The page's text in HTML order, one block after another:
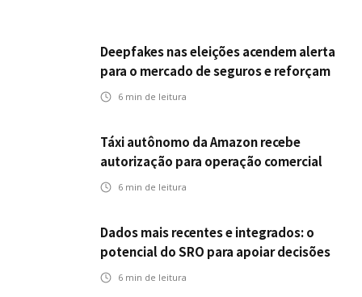
Deepfakes nas eleições acendem alerta
para o mercado de seguros e reforçam
desafios da inteligência artificial
6 min de leitura
Táxi autônomo da Amazon recebe
autorização para operação comercial
nos EUA: como a circulação desses
6 min de leitura
Dados mais recentes e integrados: o
potencial do SRO para apoiar decisões
nas seguradoras
6 min de leitura